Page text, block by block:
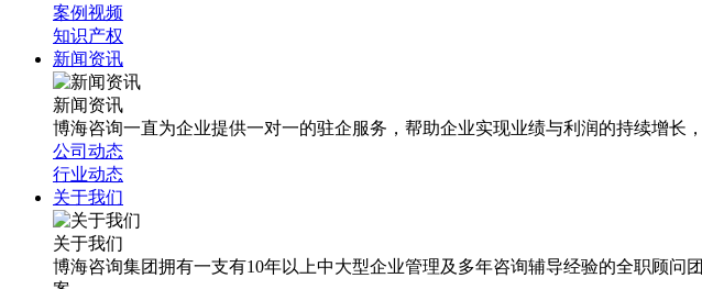
案例视频
知识产权
新闻资讯
新闻资讯
博海咨询一直为企业提供一对一的驻企服务，帮助企业实现业绩与利润的持续增长
公司动态
行业动态
关于我们
关于我们
博海咨询集团拥有一支有10年以上中大型企业管理及多年咨询辅导经验的全职顾